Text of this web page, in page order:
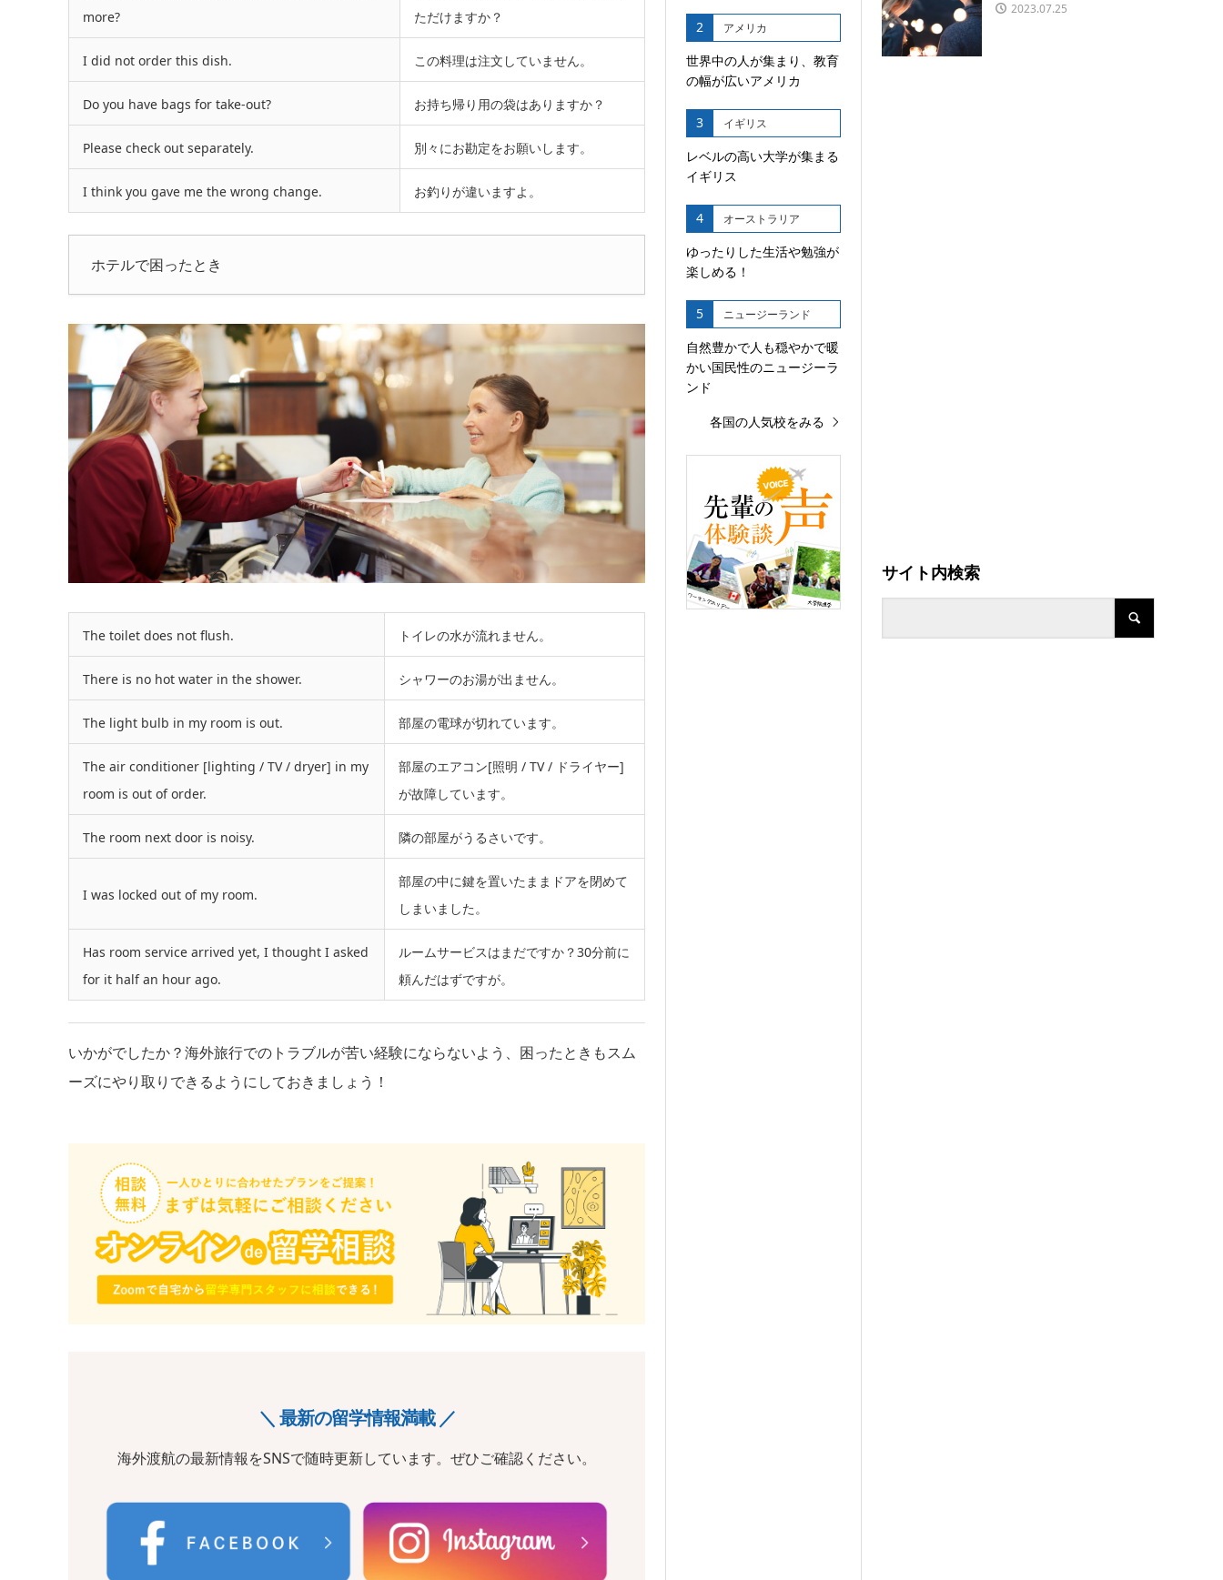
more?
ただけますか？
I did not order this dish. この料理は注文していません。
Do you have bags for take-out? お持ち帰り用の袋はありますか？
Please check out separately. 別々にお勘定をお願いします。
I think you gave me the wrong change. お釣りが違いますよ。
ホテルで困ったとき
The toilet does not flush. トイレの水が流れません。
There is no hot water in the shower. シャワーのお湯が出ません。
The light bulb in my room is out. 部屋の電球が切れています。
The air conditioner [lighting / TV / dryer] in my
room is out of order.
部屋のエアコン[照明 / TV / ドライヤー]
が故障しています。
The room next door is noisy. 隣の部屋がうるさいです。
I was locked out of my room.
部屋の中に鍵を置いたままドアを閉めて
しまいました。
Has room service arrived yet, I thought I asked
for it half an hour ago.
ルームサービスはまだですか？30分前に
頼んだはずですが。
いかがでしたか？海外旅行でのトラブルが苦い経験にならないよう、困ったときもスム
ーズにやり取りできるようにしておきましょう！
＼ 最新の留学情報満載 ／
海外渡航の最新情報をSNSで随時更新しています。ぜひご確認ください。
2 アメリカ
世界中の人が集まり、教育
の幅が広いアメリカ
3 イギリス
レベルの高い大学が集まる
イギリス
4 オーストラリア
ゆったりした生活や勉強が
楽しめる！
5 ニュージーランド
自然豊かで人も穏やかで暖
かい国民性のニュージーラ
ンド
各国の人気校をみる
2023.07.25
サイト内検索